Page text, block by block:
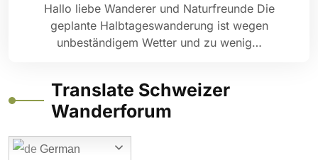
Hallo liebe Wanderer und Naturfreunde Die
geplante Halbtageswanderung ist wegen
unbeständigem Wetter und zu wenig…
Translate Schweizer
Wanderforum
German